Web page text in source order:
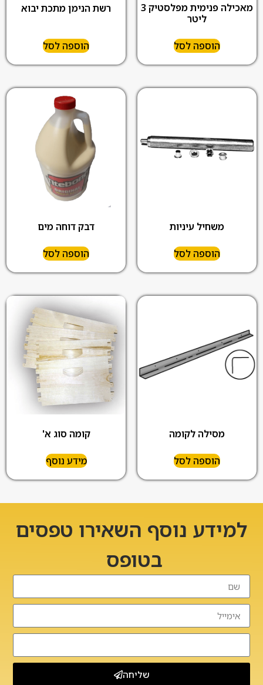
מאכילה פנימית מפלסטיק 3
ליטר
הוספה לסל
רשת הנימן מתכת יבוא
הוספה לסל
משחיל עיניות
הוספה לסל
דבק דוחה מים
הוספה לסל
מסילה לקומה
הוספה לסל
קומה סוג א'
מידע נוסף
למידע נוסף השאירו טפסים
בטופס
שליחה